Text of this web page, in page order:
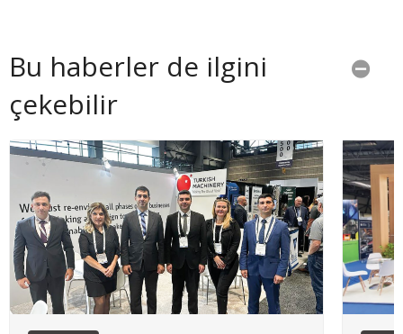
Bu haberler de ilgini
çekebilir